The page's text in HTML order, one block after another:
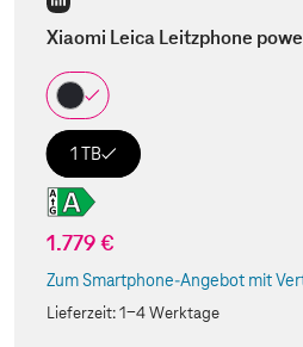
Xiaomi Leica Leitzphone
1 TB
1.779 €
Zum Smartphone-Angebot mit
(Der Link wird in einem neuen Tab
Lieferzeit:1-4 Werktage